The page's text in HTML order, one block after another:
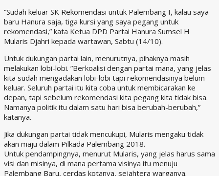
“Sudah keluar SK Rekomendasi untuk Palembang I, kalau saya
baru Hanura saja, tiga kursi yang saya pegang untuk
rekomendasi,” kata Ketua DPD Partai Hanura Sumsel H
Mularis Djahri kepada wartawan, Sabtu (14/10).
Untuk dukungan partai lain, menurutnya, pihaknya masih
melakukan lobi-lobi. ”Berkoalisi dengan partai mana, yang jelas
kita sudah mengadakan lobi-lobi tapi rekomendasinya belum
keluar. Seluruh partai itu kita coba untuk membicarakan ke
depan, tapi sebelum rekomendasi kita pegang kita tidak bisa.
Namanya politik itu dalam satu hari bisa berubah-berubah,”
katanya.
Jika dukungan partai tidak mencukupi, Mularis mengaku tidak
akan maju dalam Pilkada Palembang 2018.
Untuk pendampingnya, menurut Mularis, yang jelas harus sama
visi dan misinya, di mana pertama visinya itu menuju
Palembang Baru, cerdas kotanya, sejahtera warganya.